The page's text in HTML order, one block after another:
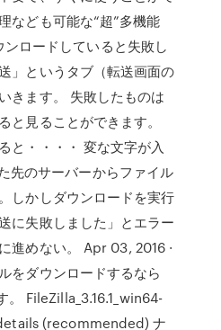
なども可能な“超”多機能
ロードしていると失敗し
」というタブ（転送画面の
きます。 失敗したものは
と見ることができます。
と・・・・ 変な文字が入
先のサーバーからファイル
しかしダウンロードを実行
に失敗しました」とエラー
進めない。 Apr 03, 2016 ·
をダウンロードするなら
FileZilla_3.16.1_win64-
(recommended) ナ